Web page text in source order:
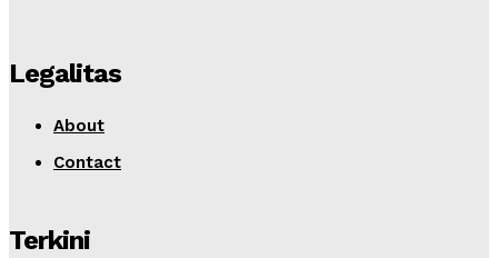
Legalitas
About
Contact
Terkini